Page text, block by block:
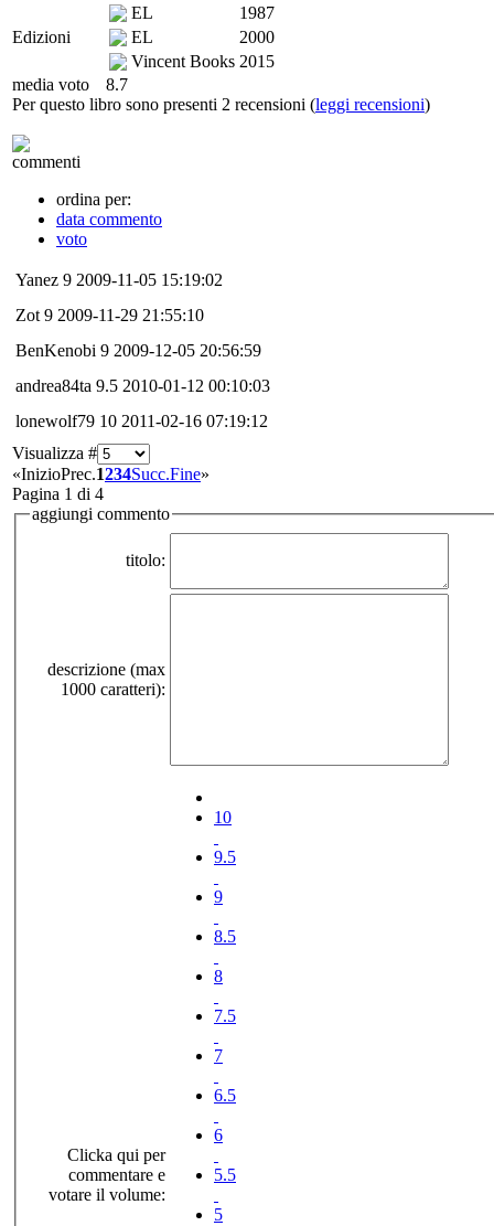
Edizioni
EL
1987
EL
2000
Vincent Books 2015
media voto
8.7
Per questo libro sono presenti 2 recensioni (leggi recensioni)
commenti
ordina per:
data commento
voto
Yanez 9 2009-11-05 15:19:02
Zot 9 2009-11-29 21:55:10
BenKenobi 9 2009-12-05 20:56:59
andrea84ta 9.5 2010-01-12 00:10:03
lonewolf79 10 2011-02-16 07:19:12
Visualizza #
«InizioPrec.1234Succ.Fine»
Pagina 1 di 4
aggiungi commento
titolo:
descrizione (max
1000 caratteri):
Clicka qui per
commentare e
votare il volume:
10
9.5
9
8.5
8
7.5
7
6.5
6
5.5
5